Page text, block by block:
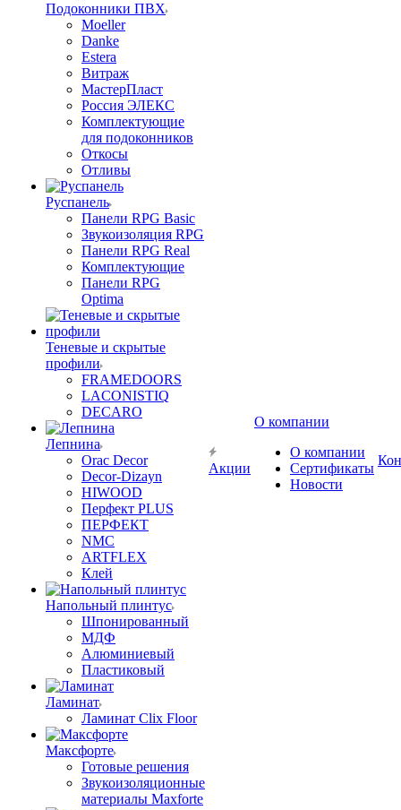
Подоконники ПВХ
Moeller
Danke
Estera
Витраж
МастерПласт
Россия ЭЛЕКС
Комплектующие
для подоконников
Откосы
Отливы
Руспанель
Панели RPG Basic
Звукоизоляция RPG
Панели RPG Real
Комплектующие
Панели RPG
Optima
Теневые и скрытые
профили
FRAMEDOORS
LACONISTIQ
DECARO
Лепнина
Orac Decor
Decor-Dizayn
HIWOOD
Перфект PLUS
ПЕРФЕКТ
NMC
ARTFLEX
Клей
Напольный плинтус
Шпонированный
МДФ
Алюминиевый
Пластиковый
Ламинат
Ламинат Clix Floor
Максфорте
Готовые решения
Звукоизоляционные
материалы Maxforte
Акции
О компании
О компании
Сертификаты
Новости